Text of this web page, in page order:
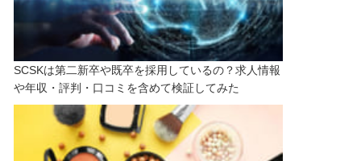
SCSKは第二新卒や既卒を採用しているの？求人情報
や年収・評判・口コミを含めて検証してみた